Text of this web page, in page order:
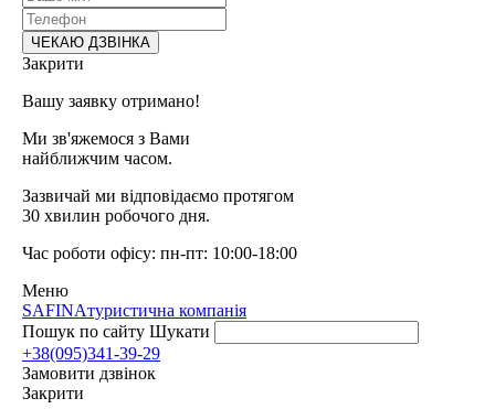
Закрити
Вашу заявку отримано!
Ми зв'яжемося з Вами
найближчим часом.
Зазвичай ми відповідаємо протягом
30 хвилин робочого дня.
Час роботи офісу: пн-пт: 10:00-18:00
Меню
SAFINAтуристична компанія
Пошук по сайту Шукати
+38(095)341-39-29
Замовити дзвінок
Закрити